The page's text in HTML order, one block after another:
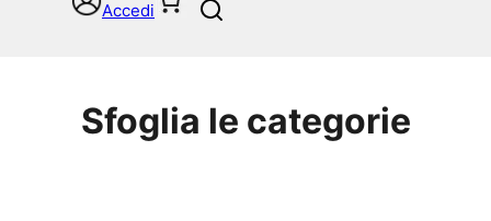
Accedi
h
Sfoglia le categorie